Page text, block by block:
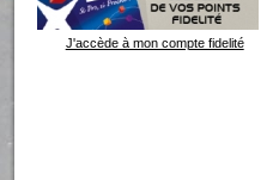
J'accède à mon compte fidelité